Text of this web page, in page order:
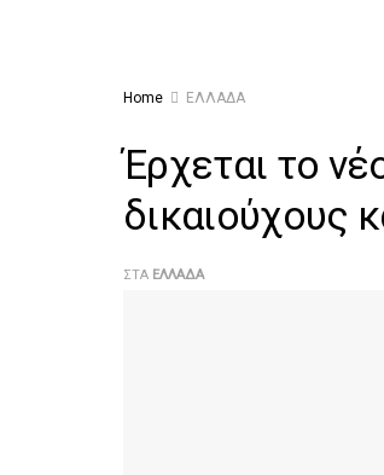
Home ΕΛΛΑΔΑ
Έρχεται το
δικαιούχους
ΣΤΑ ΕΛΛΑΔΑ